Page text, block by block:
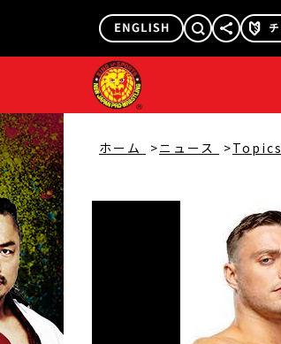
ホーム ニュース Topics